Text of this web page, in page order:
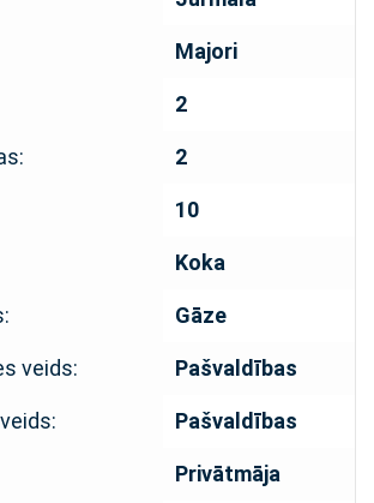
Majori
2
2
10
Koka
Gāze
veids: Pašvaldības
Pašvaldības
Privātmāja